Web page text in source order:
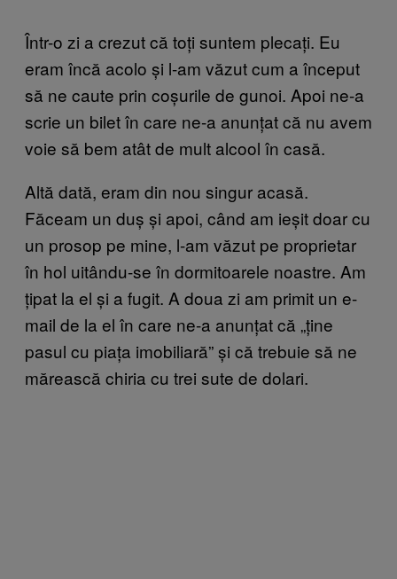
Într-o zi a crezut că toți suntem plecați. Eu
eram încă acolo și l-am văzut cum a început
să ne caute prin coșurile de gunoi. Apoi ne-a
scrie un bilet în care ne-a anunțat că nu avem
voie să bem atât de mult alcool în casă.
Altă dată, eram din nou singur acasă.
Făceam un duș și apoi, când am ieșit doar cu
un prosop pe mine, l-am văzut pe proprietar
în hol uitându-se în dormitoarele noastre. Am
țipat la el și a fugit. A doua zi am primit un e-
mail de la el în care ne-a anunțat că „ține
pasul cu piața imobiliară” și că trebuie să ne
mărească chiria cu trei sute de dolari.